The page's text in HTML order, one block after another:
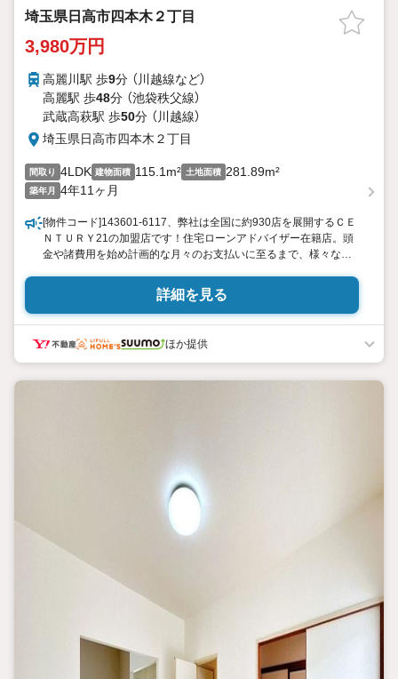
埼玉県日高市四本木２丁目
3,980万円
高麗川駅 歩9分 （川越線など）
高麗駅 歩48分 （池袋秩父線）
武蔵高萩駅 歩50分 （川越線）
埼玉県日高市四本木２丁目
間取り 4LDK 建物面積 115.1m² 土地面積 281.89m²
築年月 4年11ヶ月
[物件コード]143601-6117、弊社は全国に約930店を展開するＣＥ
ＮＴＵＲＹ21の加盟店です！住宅ローンアドバイザー在籍店。頭
金や諸費用を始め計画的な月々のお支払いに至るまで、様々な角
金利の大幅優遇もございます。歓迎中国籍！有中国籍員工中文対
応！代理貸款（没有永住・0首付可）
詳細を見る
ほか提供